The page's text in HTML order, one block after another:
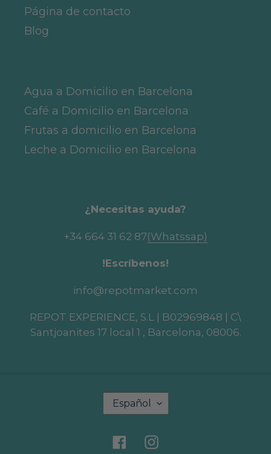
Página de contacto
Blog
Agua a Domicilio en Barcelona
Café a Domicilio en Barcelona
Frutas a domicilio en Barcelona
Leche a Domicilio en Barcelona
¿Necesitas ayuda?
+34 664 31 62 87(Whatssap)
!Escríbenos!
info@repotmarket.com
REPOT EXPERIENCE, S.L | B02969848 | C\
Santjoanites 17 local 1 , Barcelona, 08006.
m
Español
FacebookInstagram